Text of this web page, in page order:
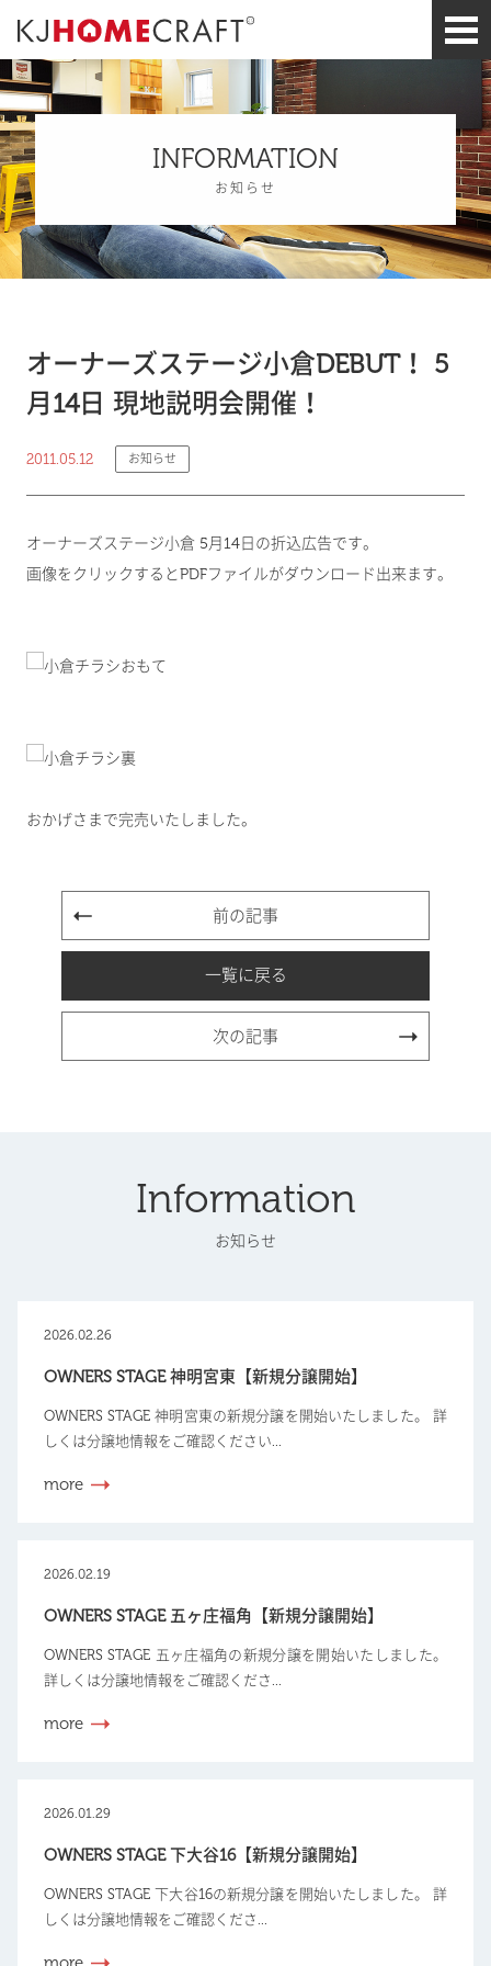
INFORMATION
お知らせ
オーナーズステージ小倉DEBUT！ 5
月14日 現地説明会開催！
2011.05.12 お知らせ
オーナーズステージ小倉 5月14日の折込広告です。
画像をクリックするとPDFファイルがダウンロード出来ます。
おかげさまで完売いたしました。
前の記事
一覧に戻る
次の記事
Information
お知らせ
2026.02.26
OWNERS STAGE 神明宮東【新規分譲開始】
OWNERS STAGE 神明宮東の新規分譲を開始いたしました。 詳
しくは分譲地情報をご確認ください...
more
2026.02.19
OWNERS STAGE 五ヶ庄福角【新規分譲開始】
OWNERS STAGE 五ヶ庄福角の新規分譲を開始いたしました。
詳しくは分譲地情報をご確認くださ...
more
2026.01.29
OWNERS STAGE 下大谷16【新規分譲開始】
OWNERS STAGE 下大谷16の新規分譲を開始いたしました。 詳
しくは分譲地情報をご確認くださ...